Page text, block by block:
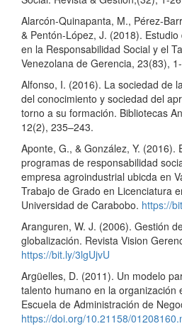
Alarcón-Quinapanta, M., Pérez-
& Pentón-López, J. (2018).
en la Responsabilidad Social y el
Venezolana de Gerencia, 23(83),
Alfonso, I. (2016). La sociedad de
del conocimiento y sociedad del
torno a su formación. Bibliotecas
12(2), 235–243.
Aponte, G., & González, Y. (2016).
programas de responsabilidad
empresa agroindustrial ubicda en
Trabajo de Grado en Licenciatura
Universidad de Carabobo. https://
Aranguren, W. J. (2006). Gestión
globalización. Revista Vision
https://bit.ly/3lgUjvU
Argüelles, D. (2011). Un modelo
talento humano en la organización
Escuela de Administración de
https://doi.org/10.21158/